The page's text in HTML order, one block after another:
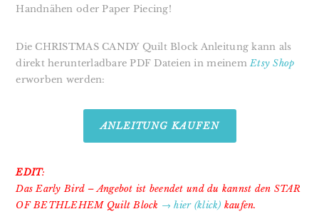
Handnähen oder Paper Piecing!
Die CHRISTMAS CANDY Quilt Block Anleitung kann als
direkt herunterladbare PDF Dateien in meinem Etsy Shop
erworben werden:
ANLEITUNG KAUFEN
EDIT:
Das Early Bird – Angebot ist beendet und du kannst den STAR
OF BETHLEHEM Quilt Block → hier (klick) kaufen.